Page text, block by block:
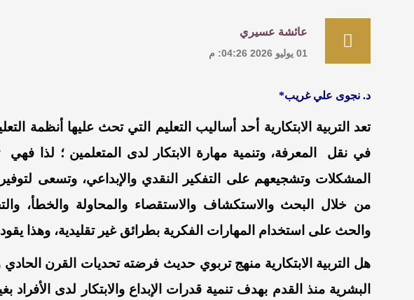
عائشة عسيري
01 يوليو 2026 04:26: م
د. نجوى علي غريب*
تعد التربية الابتكارية أحد أساليب التعليم التي تحث عليها أنظمة
في نقل المعرفة،وتنمية مهارة الابتكار لدى المتعلمين؛ لذا فهي
المشكلاتوتشجيعهم على التفكير النقدي والإبداعي، وتسعى لتوفير
من خلال البحث والاستكشاف و الاستقصاءو المحاولة و الخطأ، و
والحث على استخدام المهارات الفكرية بطرائق غير تقليدية، وهذا
هل التربية الابتكارية منهجتربوي حديث فرضته تحديات القرن
البشريةمنذ القدم بهدفتنمية قدرات الإبداع والابتكار لدى الأفراد